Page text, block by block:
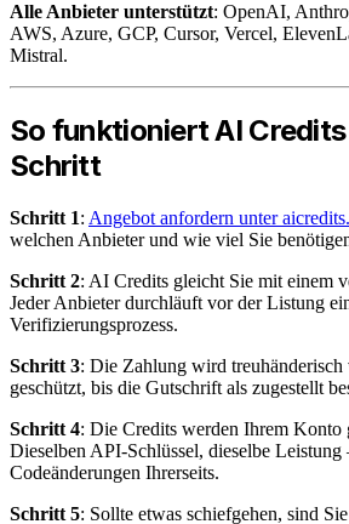
Alle Anbieter unterstützt: OpenAI,
AWS, Azure, GCP, Cursor, Vercel,
Mistral.
So funktioniert AI
Schritt
Schritt 1: Angebot anfordern unter
welchen Anbieter und wie viel Sie
Schritt 2: AI Credits gleicht Sie mit einem
Jeder Anbieter durchläuft vor der Listung
Verifizierungsprozess.
Schritt 3: Die Zahlung wird
geschützt, bis die Gutschrift als zugestellt
Schritt 4: Die Credits werden Ihrem Konto
Dieselben API-Schlüssel, dieselbe Leistung
Codeänderungen Ihrerseits.
Schritt 5: Sollte etwas schiefgehen, sind